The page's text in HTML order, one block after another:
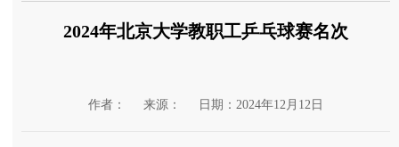
2024年北京大学教职工乒乓球赛名次
作者： 来源： 日期：2024年12月12日